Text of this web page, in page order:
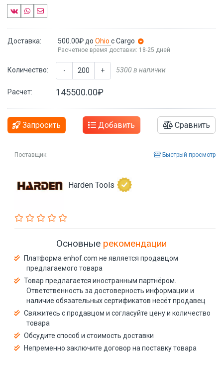
Доставка: 500.00₽ до Ohio с Cargo
Расчетное время доставки: 18-25 дней
Количество: - + 5300 в наличии
Расчет: 145500.00₽
Запросить Добавить Сравнить
Поставщик Быстрый просмотр
Harden Tools
Основные рекомендации
Платформа enhof.com не является продавцом
предлагаемого товара
Товар предлагается иностранным партнёром.
Ответственность за достоверность информации и
наличие обязательных сертификатов несёт продавец
Свяжитесь с продавцом и согласуйте цену и количество
товара
Обсудите способ и стоимость доставки
Непременно заключите договор на поставку товара